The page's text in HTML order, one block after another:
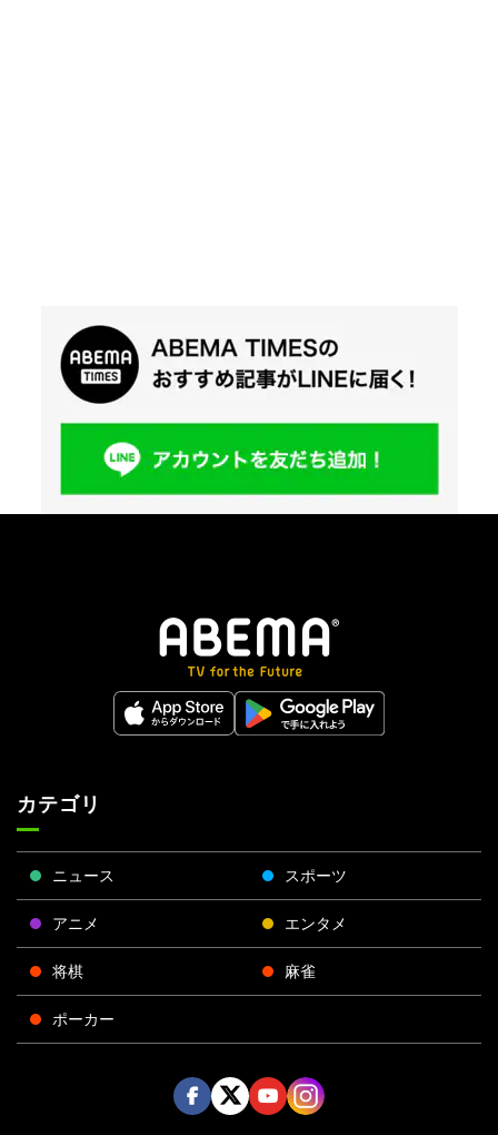
カテゴリ
ニュース スポーツ
アニメ エンタメ
将棋 麻雀
ポーカー